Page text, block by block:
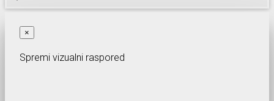
×
Spremi vizualni raspored